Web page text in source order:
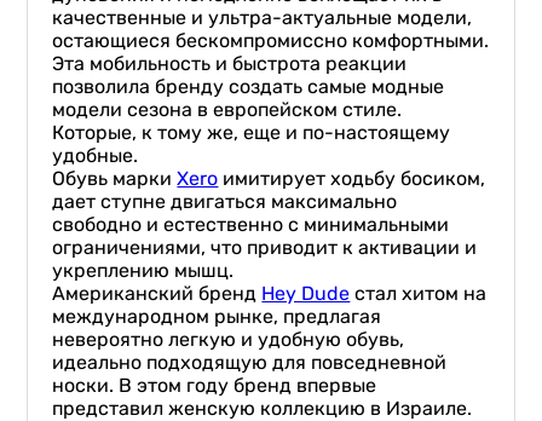
качественные и ультра-актуальные модели,
остающиеся бескомпромиссно комфортными.
Эта мобильность и быстрота реакции
позволила бренду создать самые модные
модели сезона в европейском стиле.
Которые, к тому же, еще и по-настоящему
удобные.
Обувь маркиXero имитирует ходьбу босиком,
дает ступне двигаться максимально
свободно и естественно с минимальными
ограничениями, что приводит к активации и
укреплению мышц.
Американский бренд Hey Dude стал хитом на
международном рынке, предлагая
невероятно легкую и удобную обувь,
идеально подходящую для повседневной
носки. В этом году бренд впервые
представил женскую коллекцию в Израиле.